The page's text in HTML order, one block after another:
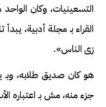
التسعينيات، وكان
القراء بـ مجلة أدبية،
زى الناس».
هو كان صديق طلابه، وبـ
جزء منه، مش بـ اعتباره